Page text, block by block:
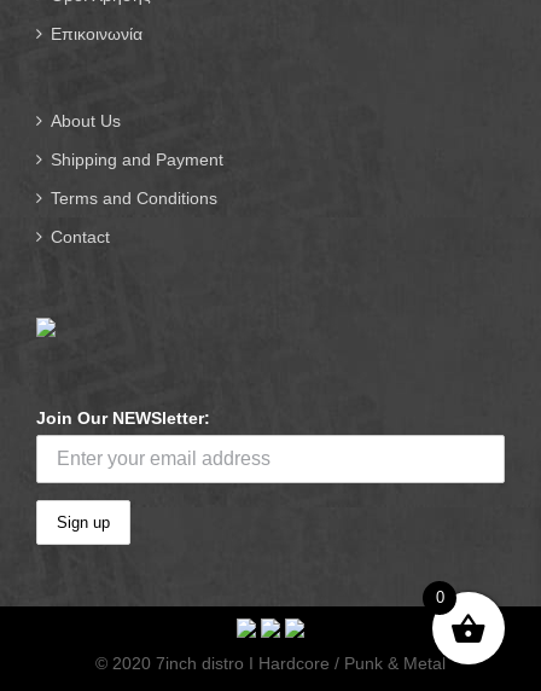
Επικοινωνία
About Us
Shipping and Payment
Terms and Conditions
Contact
Join Our NEWSletter:
© 2020 7inch distro I Hardcore / Punk & Metal
0